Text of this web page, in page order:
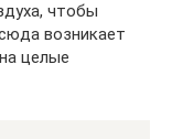
чтобы
возникает
целые